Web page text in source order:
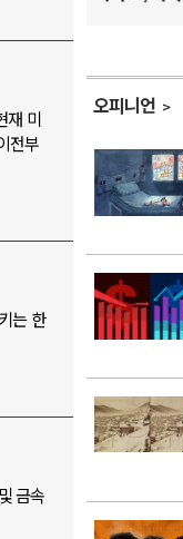
재 미
전부
는 한
금속
오피니언